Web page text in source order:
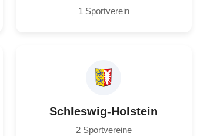
1 Sportverein
Schleswig-Holstein
2 Sportvereine